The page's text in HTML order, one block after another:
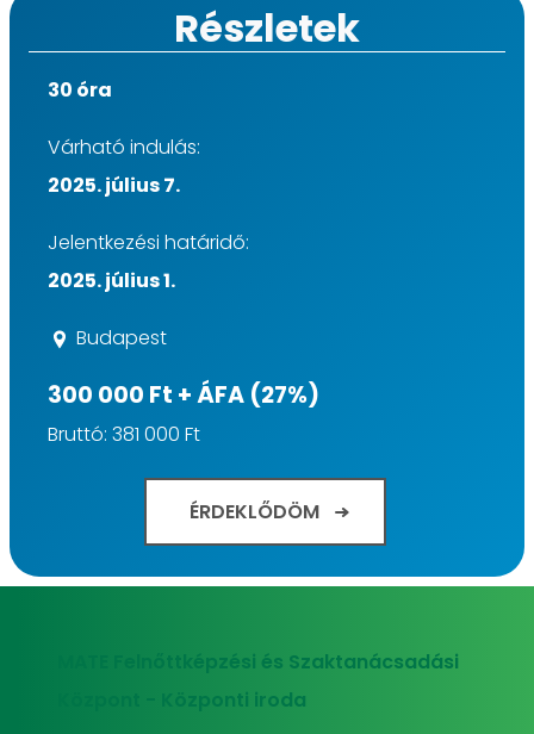
Részletek
30 óra
Várható indulás:
2025. július 7.
Jelentkezési határidő:
2025. július 1.
Budapest
300 000 Ft + ÁFA (27%)
Bruttó: 381 000 Ft
ÉRDEKLŐDÖM
MATE Felnőttképzési és Szaktanácsadási
Központ - Központi iroda